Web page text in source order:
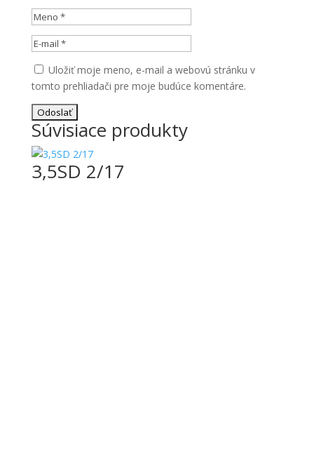
Uložiť moje meno, e-mail a webovú stránku v
tomto prehliadači pre moje budúce komentáre.
Súvisiace produkty
3,5SD 2/17